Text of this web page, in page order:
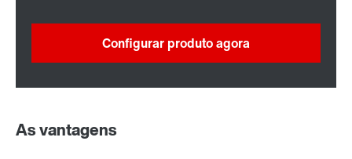
Configurar produto agora
As vantagens